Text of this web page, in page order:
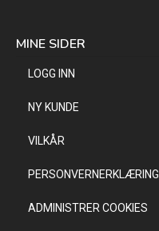
MINE SIDER
LOGG INN
NY KUNDE
VILKÅR
PERSONVERNERKLÆRING
ADMINISTRER COOKIES